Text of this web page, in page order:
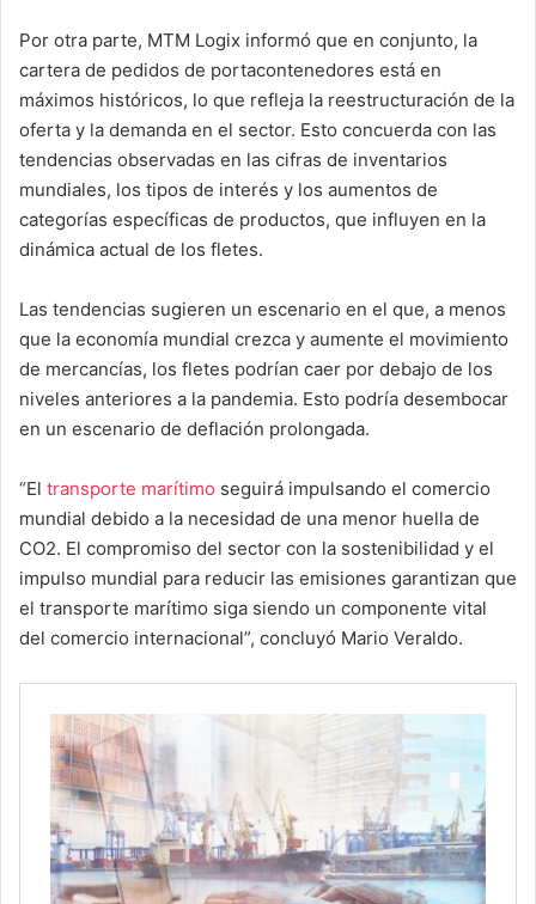
Por otra parte, MTM Logix informó que en conjunto, la
cartera de pedidos de portacontenedores está en
máximos históricos, lo que refleja la reestructuración de la
oferta y la demanda en el sector. Esto concuerda con las
tendencias observadas en las cifras de inventarios
mundiales, los tipos de interés y los aumentos de
categorías específicas de productos, que influyen en la
dinámica actual de los fletes.
Las tendencias sugieren un escenario en el que, a menos
que la economía mundial crezca y aumente el movimiento
de mercancías, los fletes podrían caer por debajo de los
niveles anteriores a la pandemia. Esto podría desembocar
en un escenario de deflación prolongada.
“El transporte marítimo seguirá impulsando el comercio
mundial debido a la necesidad de una menor huella de
CO2. El compromiso del sector con la sostenibilidad y el
impulso mundial para reducir las emisiones garantizan que
el transporte marítimo siga siendo un componente vital
del comercio internacional”, concluyó Mario Veraldo.